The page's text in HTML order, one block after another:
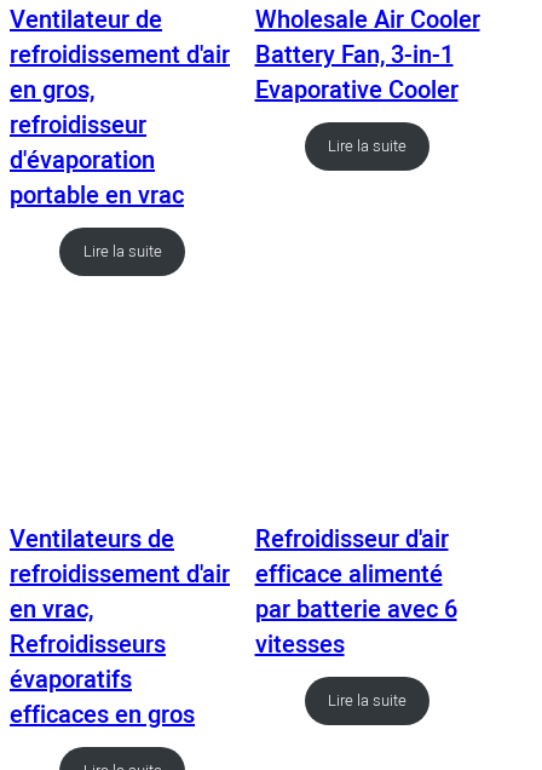
Ventilateur de
refroidissement d'air
en gros,
refroidisseur
d'évaporation
portable en vrac
Lire la suite
Wholesale Air Cooler
Battery Fan, 3-in-1
Evaporative Cooler
Lire la suite
Ventilateurs de
refroidissement d'air
en vrac,
Refroidisseurs
évaporatifs
efficaces en gros
Refroidisseur d'air
efficace alimenté
par batterie avec 6
vitesses
Lire la suite